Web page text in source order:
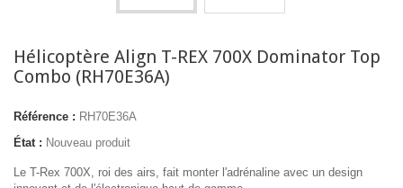
Hélicoptère Align T-REX 700X Dominator Top
Combo (RH70E36A)
Référence : RH70E36A
État : Nouveau produit
Le T-Rex 700X, roi des airs, fait monter l'adrénaline avec un design